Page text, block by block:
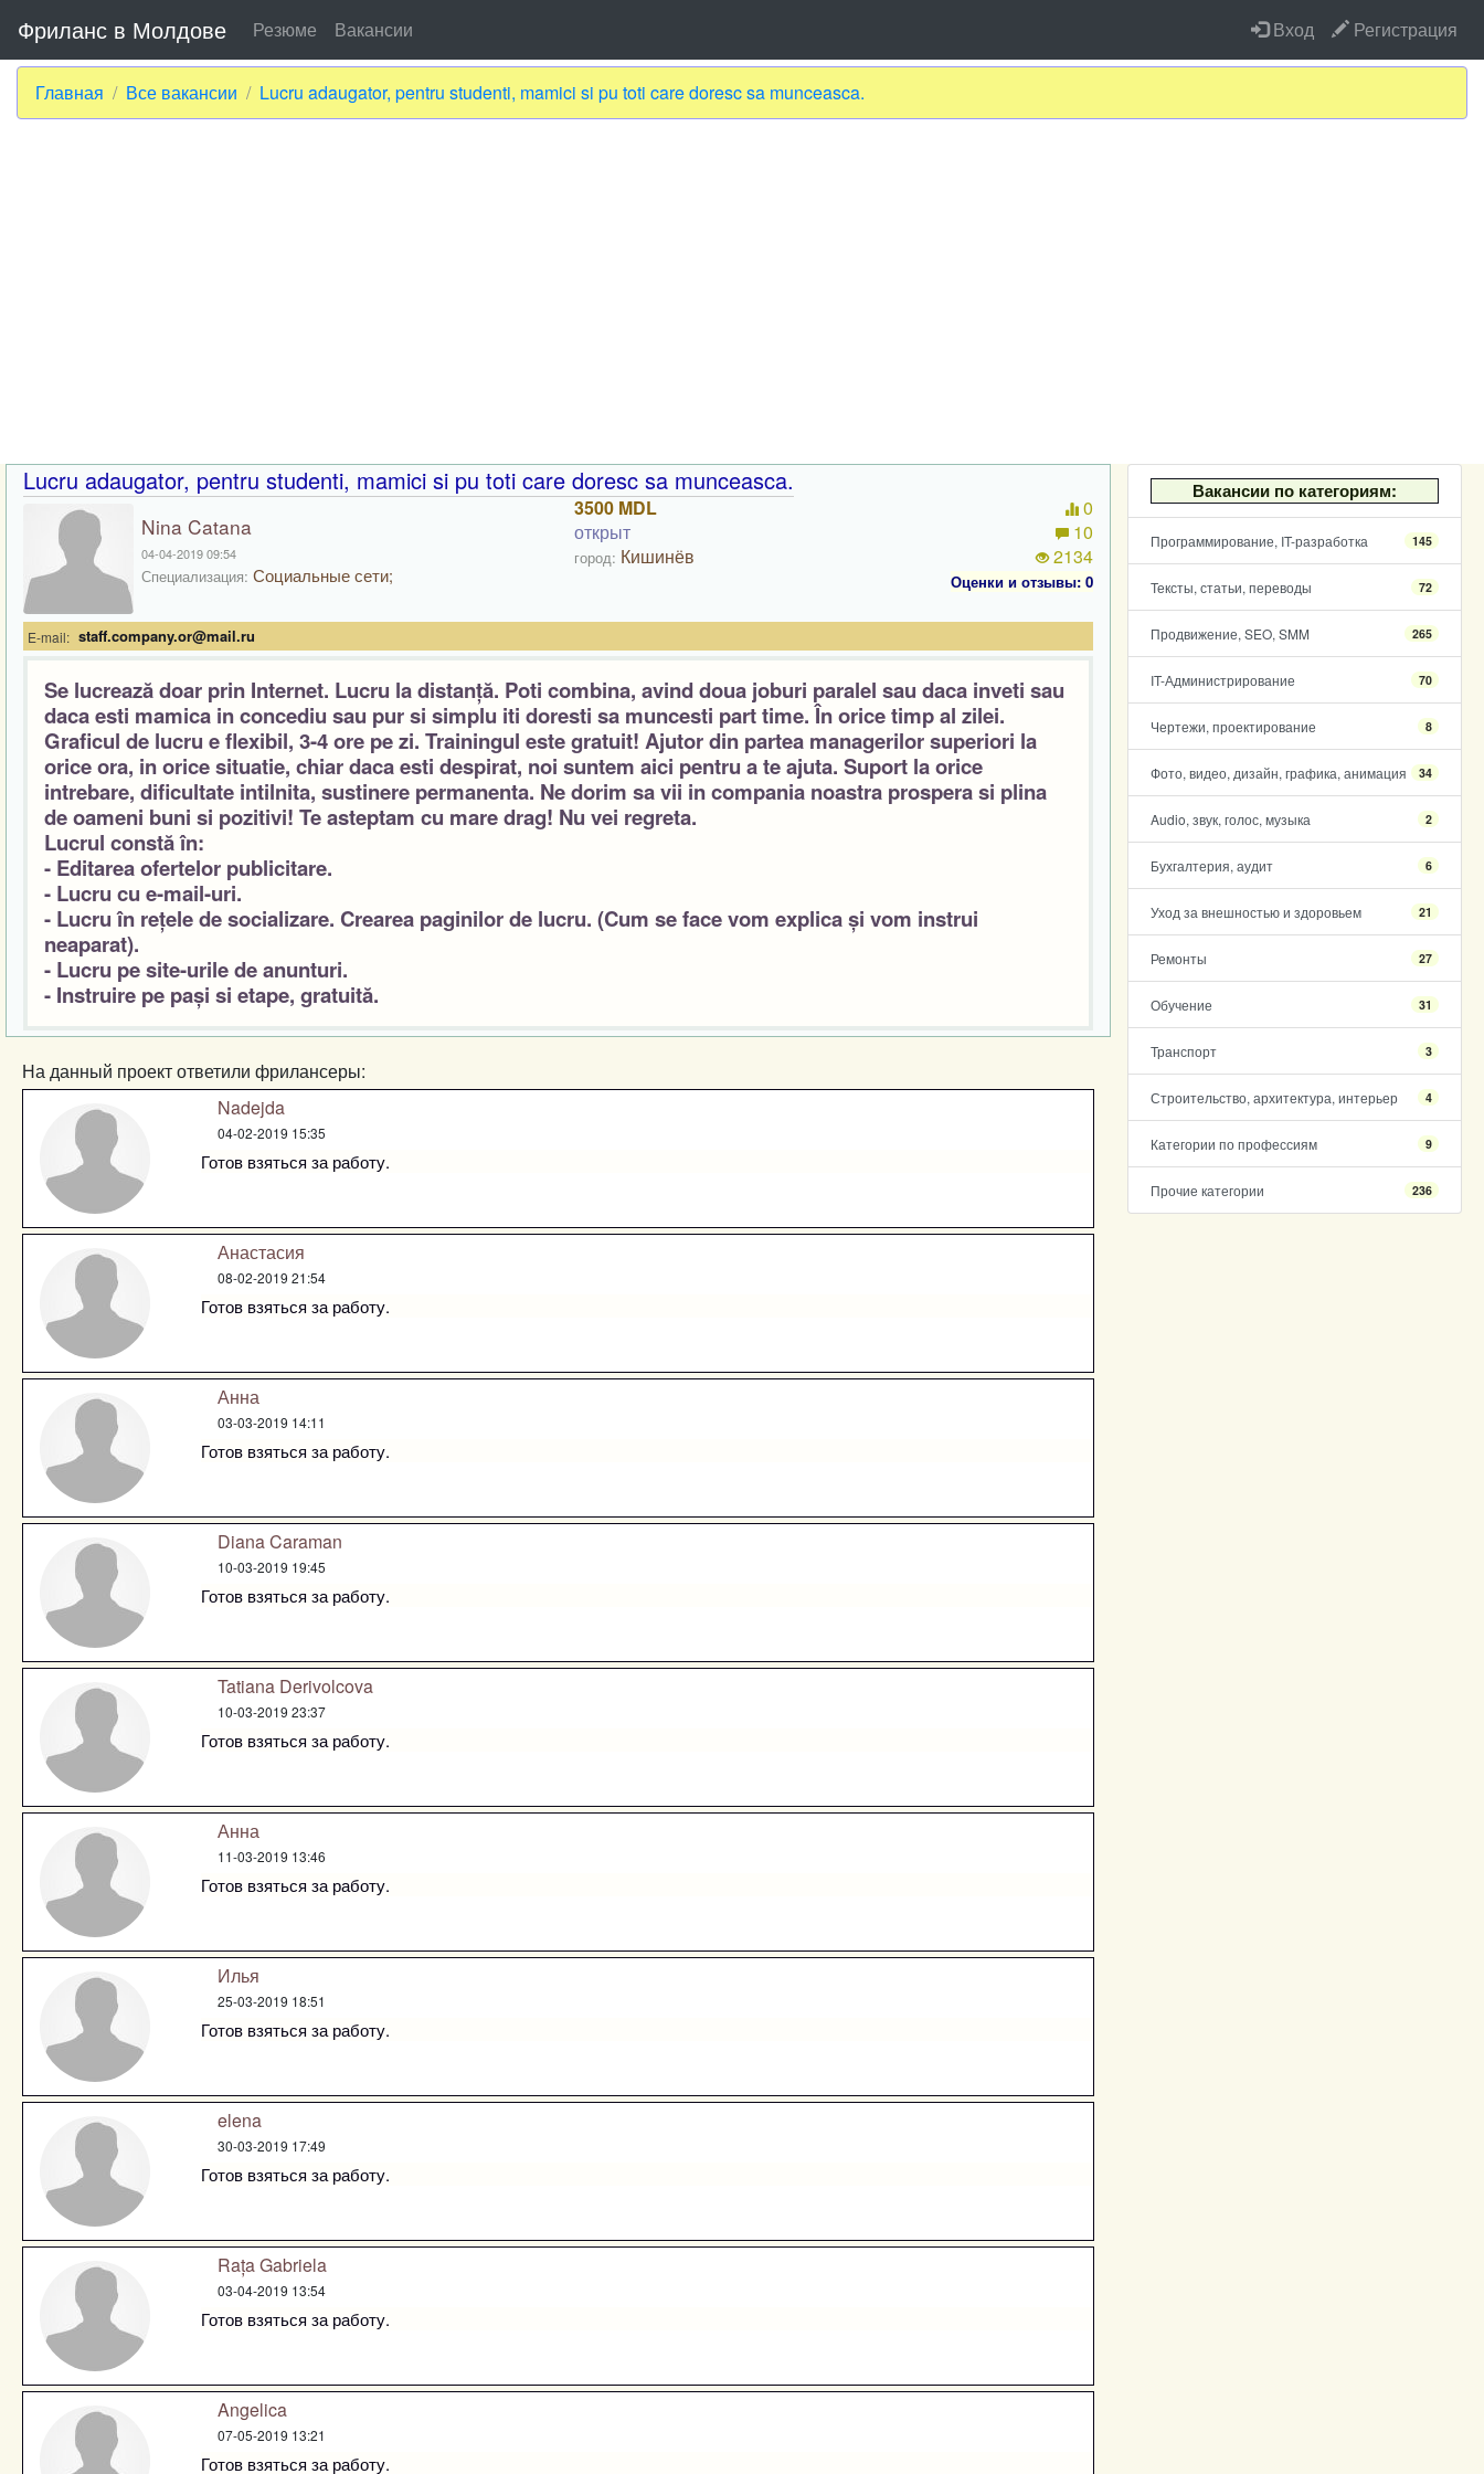
Фриланс в Молдове Резюме Вакансии Вход Регистрация
Главная Все вакансии Lucru adaugator, pentru studenti, mamici si pu toti care doresc sa munceasca.
Вакансии по категориям:
Программирование, IT-разработка 145
Тексты, статьи, переводы 72
Продвижение, SEO, SMM 265
IT-Администрирование 70
Чертежи, проектирование 8
Фото, видео, дизайн, графика, анимация 34
Audio, звук, голос, музыка 2
Бухгалтерия, аудит 6
Уход за внешностью и здоровьем 21
Ремонты 27
Обучение 31
Транспорт 3
Строительство, архитектура, интерьер 4
Категории по профессиям 9
Прочие категории 236
Lucru adaugator, pentru studenti, mamici si pu toti care doresc sa munceasca.
Nina Catana
04-04-2019 09:54
Специализация: Социальные сети;
3500 MDL
открыт
город: Кишинёв
0
10
2134
Оценки и отзывы: 0
E-mail: staff.company.or@mail.ru
Se lucrează doar prin Internet. Lucru la distanță. Poti combina, avind doua joburi paralel sau daca inveti sau
daca esti mamica in concediu sau pur si simplu iti doresti sa muncesti part time. În orice timp al zilei.
Graficul de lucru e flexibil, 3-4 ore pe zi. Trainingul este gratuit! Ajutor din partea managerilor superiori la
orice ora, in orice situatie, chiar daca esti despirat, noi suntem aici pentru a te ajuta. Suport la orice
intrebare, dificultate intilnita, sustinere permanenta. Ne dorim sa vii in compania noastra prospera si plina
de oameni buni si pozitivi! Te asteptam cu mare drag! Nu vei regreta.
Lucrul constă în:
- Editarea ofertelor publicitare.
- Lucru cu e-mail-uri.
- Lucru în rețele de socializare. Crearea paginilor de lucru. (Cum se face vom explica și vom instrui
neaparat).
- Lucru pe site-urile de anunturi.
- Instruire pe pași si etape, gratuită.
На данный проект ответили фрилансеры:
Nadejda
04-02-2019 15:35
Готов взяться за работу.
Анастасия
08-02-2019 21:54
Готов взяться за работу.
Анна
03-03-2019 14:11
Готов взяться за работу.
Diana Caraman
10-03-2019 19:45
Готов взяться за работу.
Tatiana Derivolcova
10-03-2019 23:37
Готов взяться за работу.
Анна
11-03-2019 13:46
Готов взяться за работу.
Илья
25-03-2019 18:51
Готов взяться за работу.
elena
30-03-2019 17:49
Готов взяться за работу.
Rața Gabriela
03-04-2019 13:54
Готов взяться за работу.
Angelica
07-05-2019 13:21
Готов взяться за работу.